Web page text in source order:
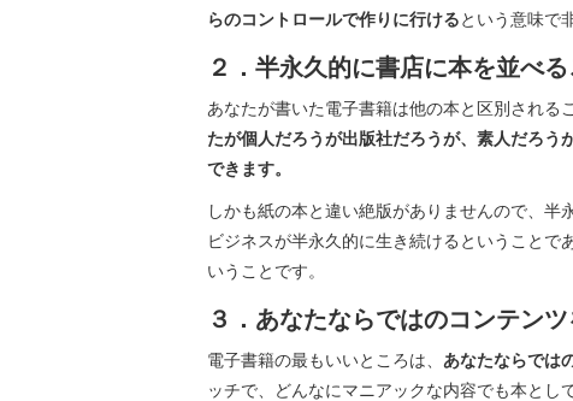
らのコントロールで作りに行けるという意味で
２．半永久的に書店に本を並べ
あなたが書いた電子書籍は他の本と区別される
たが個人だろうが出版社だろうが、素人だろ
できます。
しかも紙の本と違い絶版がありませんので、
ビジネスが半永久的に生き続けるということであ
いうことです。
３．あなたならではのコンテン
電子書籍の最もいいところは、 あなたならでは
ッチで、どんなにマニアックな内容でも本と